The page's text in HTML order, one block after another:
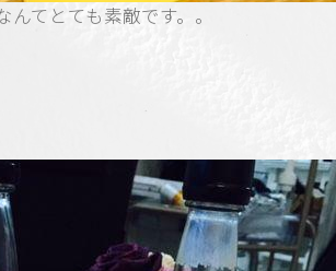
てとても素敵です。。